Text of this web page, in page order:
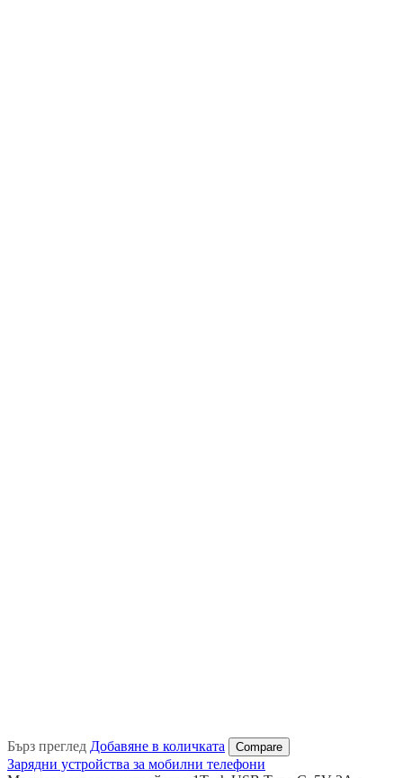
Бърз преглед Добавяне в количката Compare
Зарядни устройства за мобилни телефони